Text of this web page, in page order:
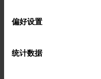
偏好设置
统计数据
延伸阅读
与较早的 Polar 设备